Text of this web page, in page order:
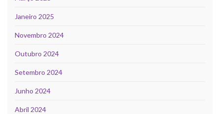
Janeiro 2025
Novembro 2024
Outubro 2024
Setembro 2024
Junho 2024
Abril 2024